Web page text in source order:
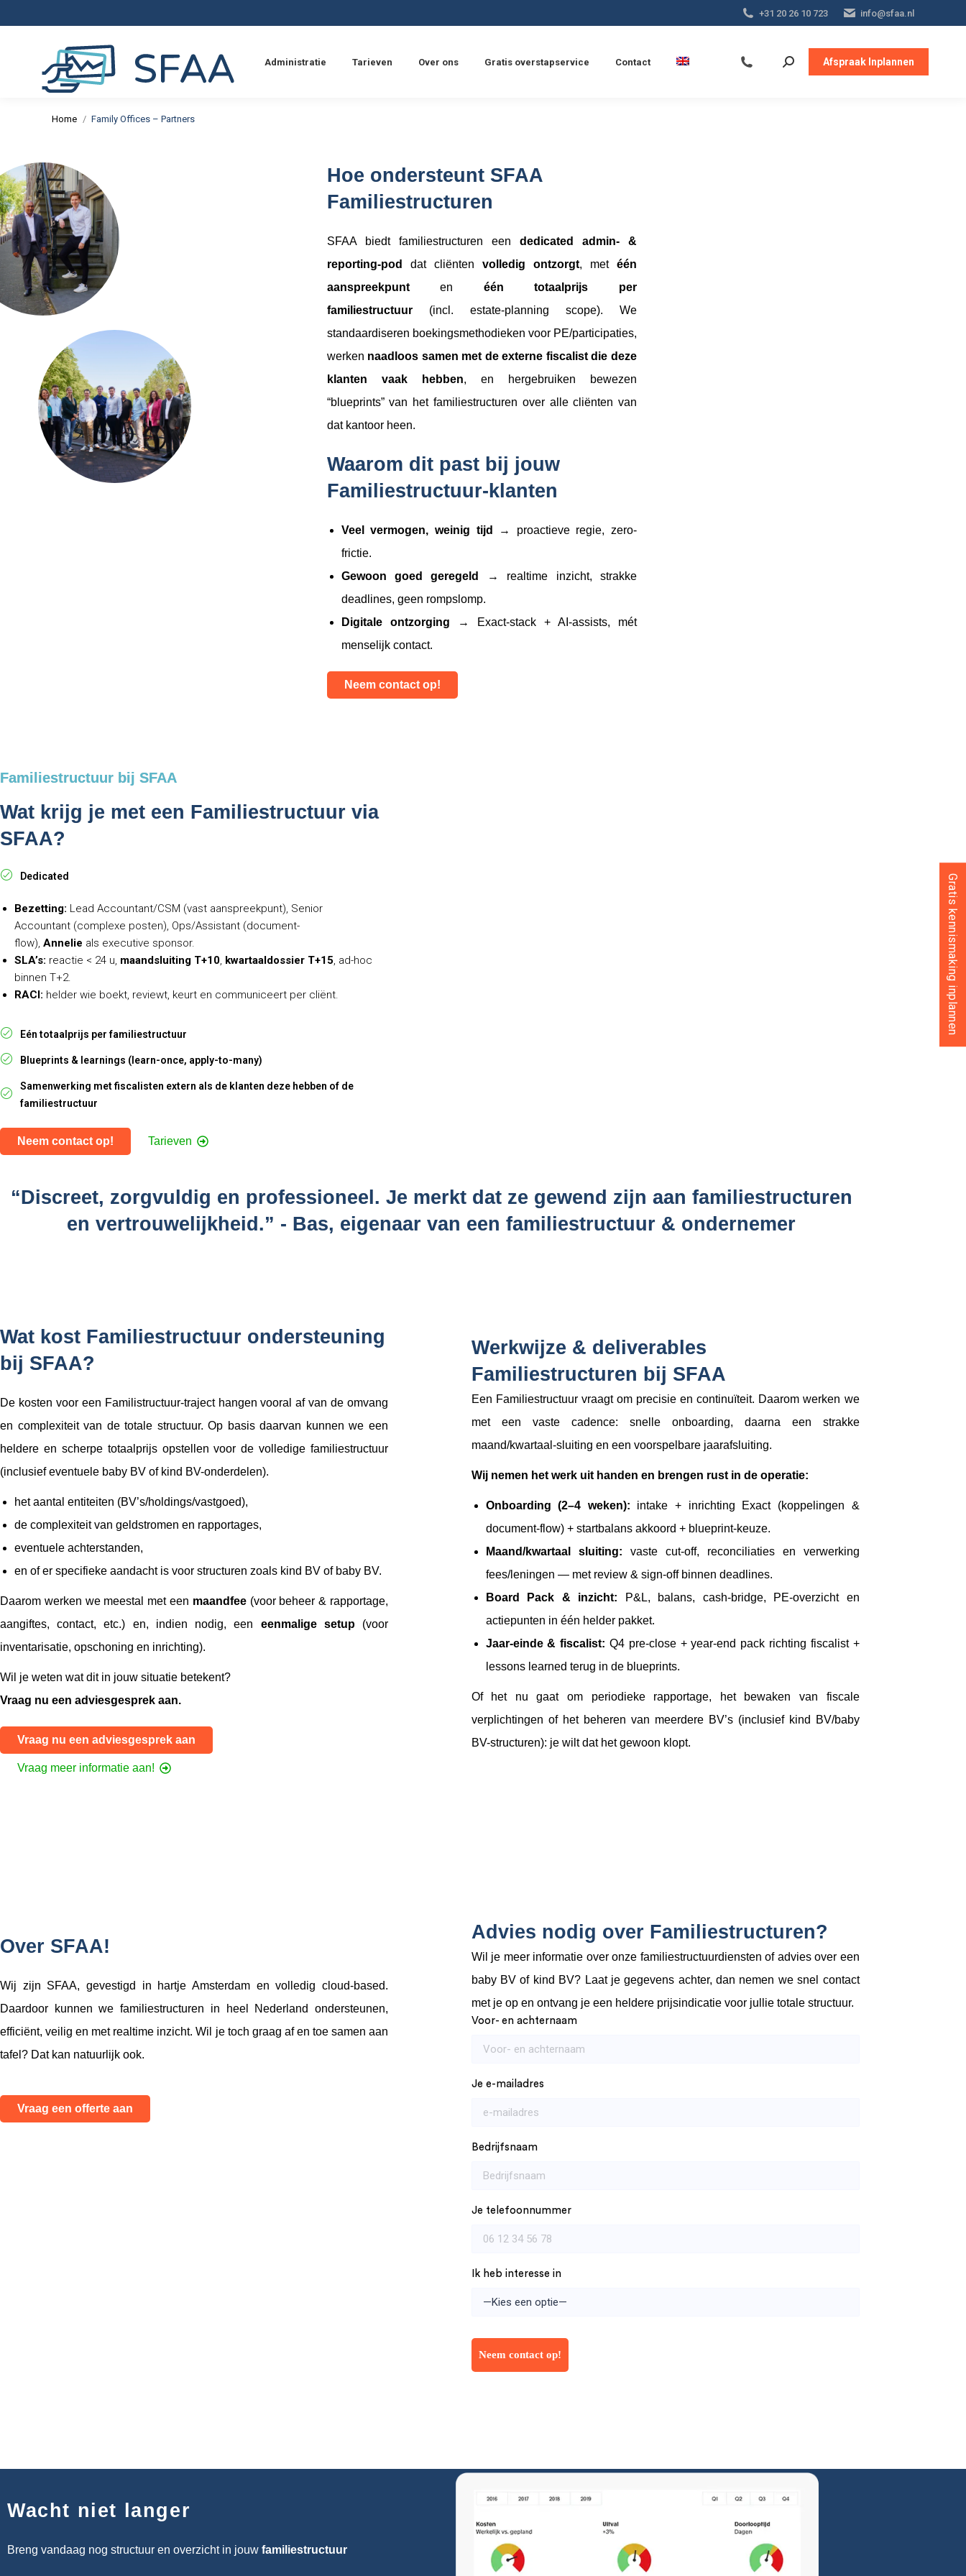
+31 20 26 10 723 info@sfaa.nl
Administratie Tarieven Over ons Gratis overstapservice Contact Afspraak Inplannen
Je bent hier:
Home Family Offices – Partners
Hoe ondersteunt SFAA
Familiestructuren
SFAA biedt familiestructuren een dedicated admin- &
reporting-pod
dat cliënten volledig ontzorgt, metéén
aanspreekpunten één totaalprijs per
familiestructuur(incl. estate-planning scope). We
standaardiseren boekings­methodieken voor PE/participaties,
werken naadloos samen met de externe fiscalist die deze
klanten vaak hebben, en hergebruiken bewezen
“blueprints” van het familiestructuren over alle cliënten van
dat kantoor heen.
Waarom dit past bij jouw
Familiestructuur-klanten
Veel vermogen, weinig tijd
→ proactieve regie, zero-
frictie.
Gewoon goed geregeld
→ realtime inzicht, strakke
deadlines, geen rompslomp.
Digitale ontzorging → Exact-stack + AI-assists, mét
menselijk contact.
Neem contact op!
Familiestructuur bij SFAA
Wat krijg je met een Familiestructuur via
SFAA?
Dedicated
Bezetting: Lead Accountant/CSM (vast aanspreekpunt), Senior
Accountant (complexe posten), Ops/Assistant (document-
flow), Annelie als executive sponsor.
SLA’s: reactie < 24 u, maandsluiting T+10, kwartaaldossier T+15, ad-hoc
binnen T+2.
RACI: helder wie boekt, reviewt, keurt en communiceert per cliënt.
Eén totaalprijs per familiestructuur
Blueprints & learnings (learn-once, apply-to-many)
Samenwerking met fiscalisten extern als de klanten deze hebben of de
familiestructuur
Neem contact op! Tarieven
“Discreet, zorgvuldig en professioneel. Je merkt dat ze gewend zijn aan familiestructuren
en vertrouwelijkheid.” - Bas, eigenaar van een familiestructuur & ondernemer
Wat kost Familiestructuur ondersteuning
bij SFAA?
De kosten voor een Familistructuur-traject hangen vooral af van de omvang
en complexiteit van de totale structuur. Op basis daarvan kunnen we een
heldere en scherpe totaalprijs opstellen voor de volledige familiestructuur
(inclusief eventuele baby BV of kind BV-onderdelen).
het aantal entiteiten (BV’s/holdings/vastgoed),
de complexiteit van geldstromen en rapportages,
eventuele achterstanden,
en of er specifieke aandacht is voor structuren zoals kind BV of baby BV.
Daarom werken we meestal met een maandfee(voor beheer & rapportage,
aangiftes, contact, etc.) en, indien nodig, een eenmalige setup(voor
inventarisatie, opschoning en inrichting).
Wil je weten wat dit in jouw situatie betekent?
Vraag nu een adviesgesprek aan.
Vraag nu een adviesgesprek aan
Vraag meer informatie aan!
Werkwijze & deliverables
Familiestructuren bij SFAA
Een Familiestructuur vraagt om precisie en continuïteit. Daarom werken we
met een vaste cadence: snelle onboarding, daarna een strakke
maand/kwartaal-sluiting en een voorspelbare jaarafsluiting.
Wij nemen het werk uit handen en brengen rust in de operatie:
Onboarding (2–4 weken): intake + inrichting Exact (koppelingen &
document-flow) + startbalans akkoord + blueprint-keuze.
Maand/kwartaal sluiting: vaste cut-off, reconciliaties en verwerking
fees/leningen — met review & sign-off binnen deadlines.
Board Pack & inzicht: P&L, balans, cash-bridge, PE-overzicht en
actiepunten in één helder pakket.
Jaar-einde & fiscalist: Q4 pre-close + year-end pack richting fiscalist +
lessons learned terug in de blueprints.
Of het nu gaat om periodieke rapportage, het bewaken van fiscale
verplichtingen of het beheren van meerdere BV’s (inclusief kind BV/baby
BV-structuren): je wilt dat het gewoon klopt.
Over SFAA!
Wij zijn SFAA, gevestigd in hartje Amsterdam en volledig cloud-based.
Daardoor kunnen we familiestructuren in heel Nederland ondersteunen,
efficiënt, veilig en met realtime inzicht. Wil je toch graag af en toe samen aan
tafel? Dat kan natuurlijk ook.
Vraag een offerte aan
Advies nodig over Familiestructuren?
Wil je meer informatie over onze familiestructuurdiensten of advies over een
baby BV of kind BV? Laat je gegevens achter, dan nemen we snel contact
met je op en ontvang je een heldere prijsindicatie voor jullie totale structuur.
Voor- en achternaam
Je e-mailadres
Bedrijfsnaam
Je telefoonnummer
Ik heb interesse in
Wacht niet langer
Breng vandaag nog structuur en overzicht in jouw familiestructuur
Gratis kennismaking inplannen